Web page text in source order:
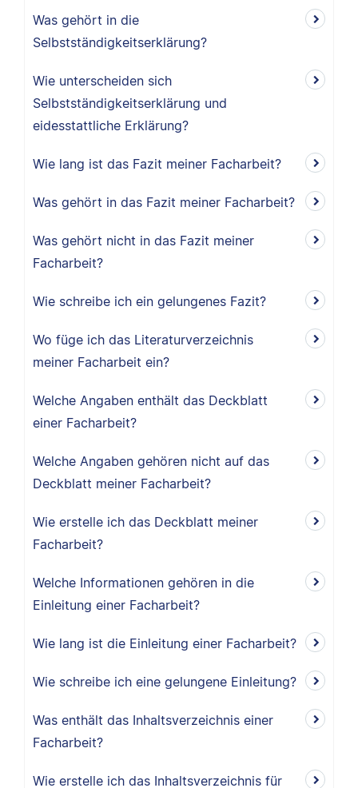
Was gehört in die
Selbstständigkeitserklärung?
Wie unterscheiden sich
Selbstständigkeitserklärung und
eidesstattliche Erklärung?
Wie lang ist das Fazit meiner Facharbeit?
Was gehört in das Fazit meiner Facharbeit?
Was gehört nicht in das Fazit meiner
Facharbeit?
Wie schreibe ich ein gelungenes Fazit?
Wo füge ich das Literaturverzeichnis
meiner Facharbeit ein?
Welche Angaben enthält das Deckblatt
einer Facharbeit?
Welche Angaben gehören nicht auf das
Deckblatt meiner Facharbeit?
Wie erstelle ich das Deckblatt meiner
Facharbeit?
Welche Informationen gehören in die
Einleitung einer Facharbeit?
Wie lang ist die Einleitung einer Facharbeit?
Wie schreibe ich eine gelungene Einleitung?
Was enthält das Inhaltsverzeichnis einer
Facharbeit?
Wie erstelle ich das Inhaltsverzeichnis für